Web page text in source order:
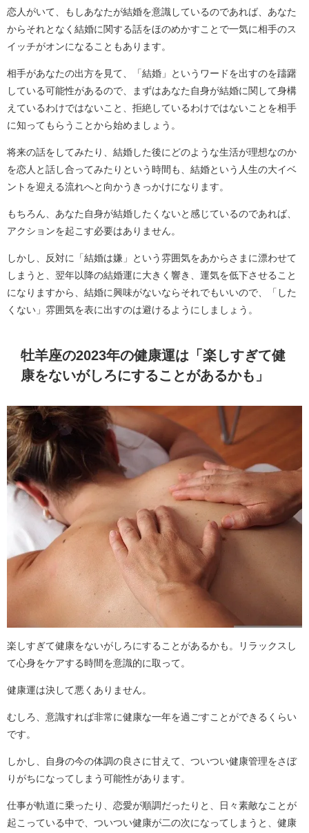
恋人がいて、もしあなたが結婚を意識しているのであれば、あなた
からそれとなく結婚に関する話をほのめかすことで一気に相手のス
イッチがオンになることもあります。
相手があなたの出方を見て、「結婚」というワードを出すのを躊躇
している可能性があるので、まずはあなた自身が結婚に関して身構
えているわけではないこと、拒絶しているわけではないことを相手
に知ってもらうことから始めましょう。
将来の話をしてみたり、結婚した後にどのような生活が理想なのか
を恋人と話し合ってみたりという時間も、結婚という人生の大イベ
ントを迎える流れへと向かうきっかけになります。
もちろん、あなた自身が結婚したくないと感じているのであれば、
アクションを起こす必要はありません。
しかし、反対に「結婚は嫌」という雰囲気をあからさまに漂わせて
しまうと、翌年以降の結婚運に大きく響き、運気を低下させること
になりますから、結婚に興味がないならそれでもいいので、「した
くない」雰囲気を表に出すのは避けるようにしましょう。
牡羊座の2023年の健康運は「楽しすぎて健
康をないがしろにすることがあるかも」
楽しすぎて健康をないがしろにすることがあるかも。リラックスし
て心身をケアする時間を意識的に取って。
健康運は決して悪くありません。
むしろ、意識すれば非常に健康な一年を過ごすことができるくらい
です。
しかし、自身の今の体調の良さに甘えて、ついつい健康管理をさぼ
りがちになってしまう可能性があります。
仕事が軌道に乗ったり、恋愛が順調だったりと、日々素敵なことが
起こっている中で、ついつい健康が二の次になってしまうと、健康